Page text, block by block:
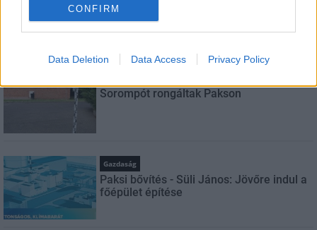
CONFIRM
Data Deletion Data Access Privacy Policy
Parfümöt és élelmiszert rejtett a
táskájába két lány Szekszárdon
Sorompót rongáltak Pakson
Gazdaság
Paksi bővítés - Süli János: Jövőre indul a
főépület építése